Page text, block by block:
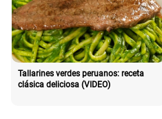
Tallarines verdes peruanos: receta
clásica deliciosa (VIDEO)